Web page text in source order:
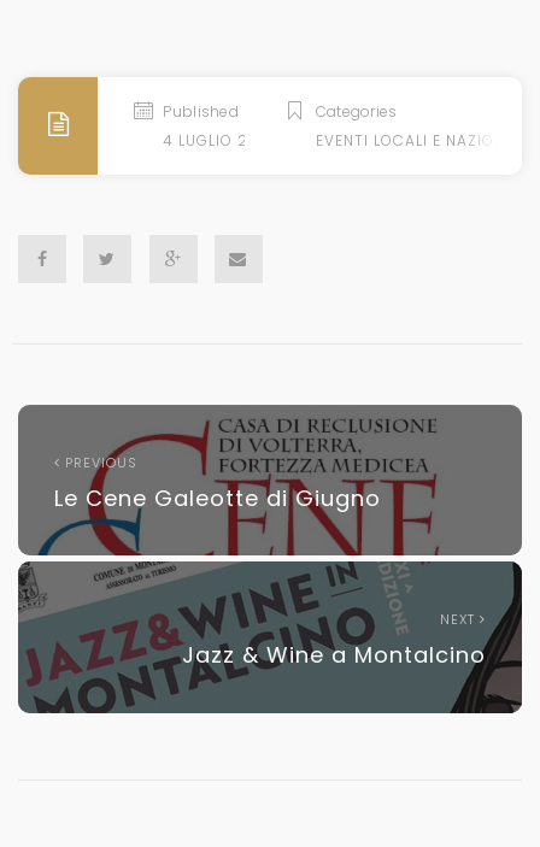
Published
4 LUGLIO 2018
Categories
EVENTI LOCALI E NAZIONALI
PREVIOUS
Le Cene Galeotte di Giugno
NEXT
Jazz & Wine a Montalcino